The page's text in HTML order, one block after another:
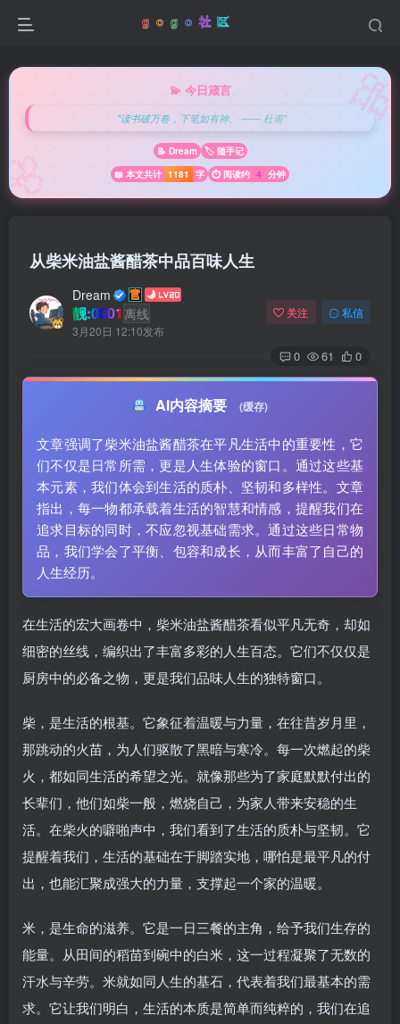
💫 今日箴言
"读书破万卷，下笔如有神。 —— 杜甫"
📝 Dream
🏷️ 随手记
📖 本文共计 1181 字 ⏱️ 阅读约 4 分钟
从柴米油盐酱醋茶中品百味人生
Dream
靓:0001 离线
3月20日 12:10发布
关注 私信
0 61 0
AI内容摘要 (缓存)
文章强调了柴米油盐酱醋茶在平凡生活中的重要性，它
们不仅是日常所需，更是人生体验的窗口。通过这些基
本元素，我们体会到生活的质朴、坚韧和多样性。文章
指出，每一物都承载着生活的智慧和情感，提醒我们在
追求目标的同时，不应忽视基础需求。通过这些日常物
品，我们学会了平衡、包容和成长，从而丰富了自己的
人生经历。
在生活的宏大画卷中，柴米油盐酱醋茶看似平凡无奇，却如
细密的丝线，编织出了丰富多彩的人生百态。它们不仅仅是
厨房中的必备之物，更是我们品味人生的独特窗口。
柴，是生活的根基。它象征着温暖与力量，在往昔岁月里，
那跳动的火苗，为人们驱散了黑暗与寒冷。每一次燃起的柴
火，都如同生活的希望之光。就像那些为了家庭默默付出的
长辈们，他们如柴一般，燃烧自己，为家人带来安稳的生
活。在柴火的噼啪声中，我们看到了生活的质朴与坚韧。它
提醒着我们，生活的基础在于脚踏实地，哪怕是最平凡的付
出，也能汇聚成强大的力量，支撑起一个家的温暖。
米，是生命的滋养。它是一日三餐的主角，给予我们生存的
能量。从田间的稻苗到碗中的白米，这一过程凝聚了无数的
汗水与辛劳。米就如同人生的基石，代表着我们最基本的需
求。它让我们明白，生活的本质是简单而纯粹的，我们在追